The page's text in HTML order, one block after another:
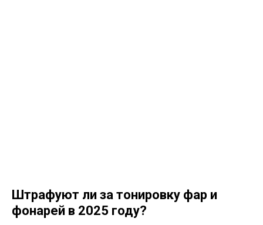
Штрафуют ли за тонировку фар и
фонарей в 2025 году?